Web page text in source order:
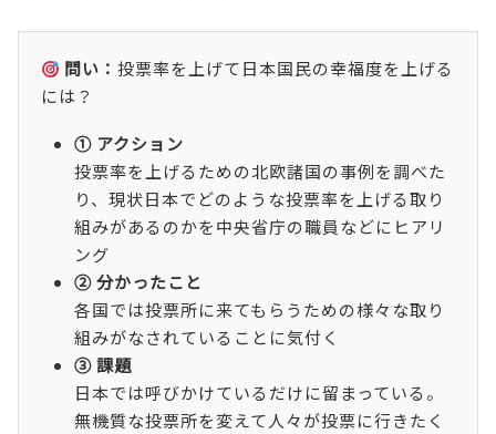
問い：投票率を上げて日本国民の幸福度を上げる
には？
① アクション
投票率を上げるための北欧諸国の事例を調べた
り、現状日本でどのような投票率を上げる取り
組みがあるのかを中央省庁の職員などにヒアリ
ング
② 分かったこと
各国では投票所に来てもらうための様々な取り
組みがなされていることに気付く
③ 課題
日本では呼びかけているだけに留まっている。
無機質な投票所を変えて人々が投票に行きたく